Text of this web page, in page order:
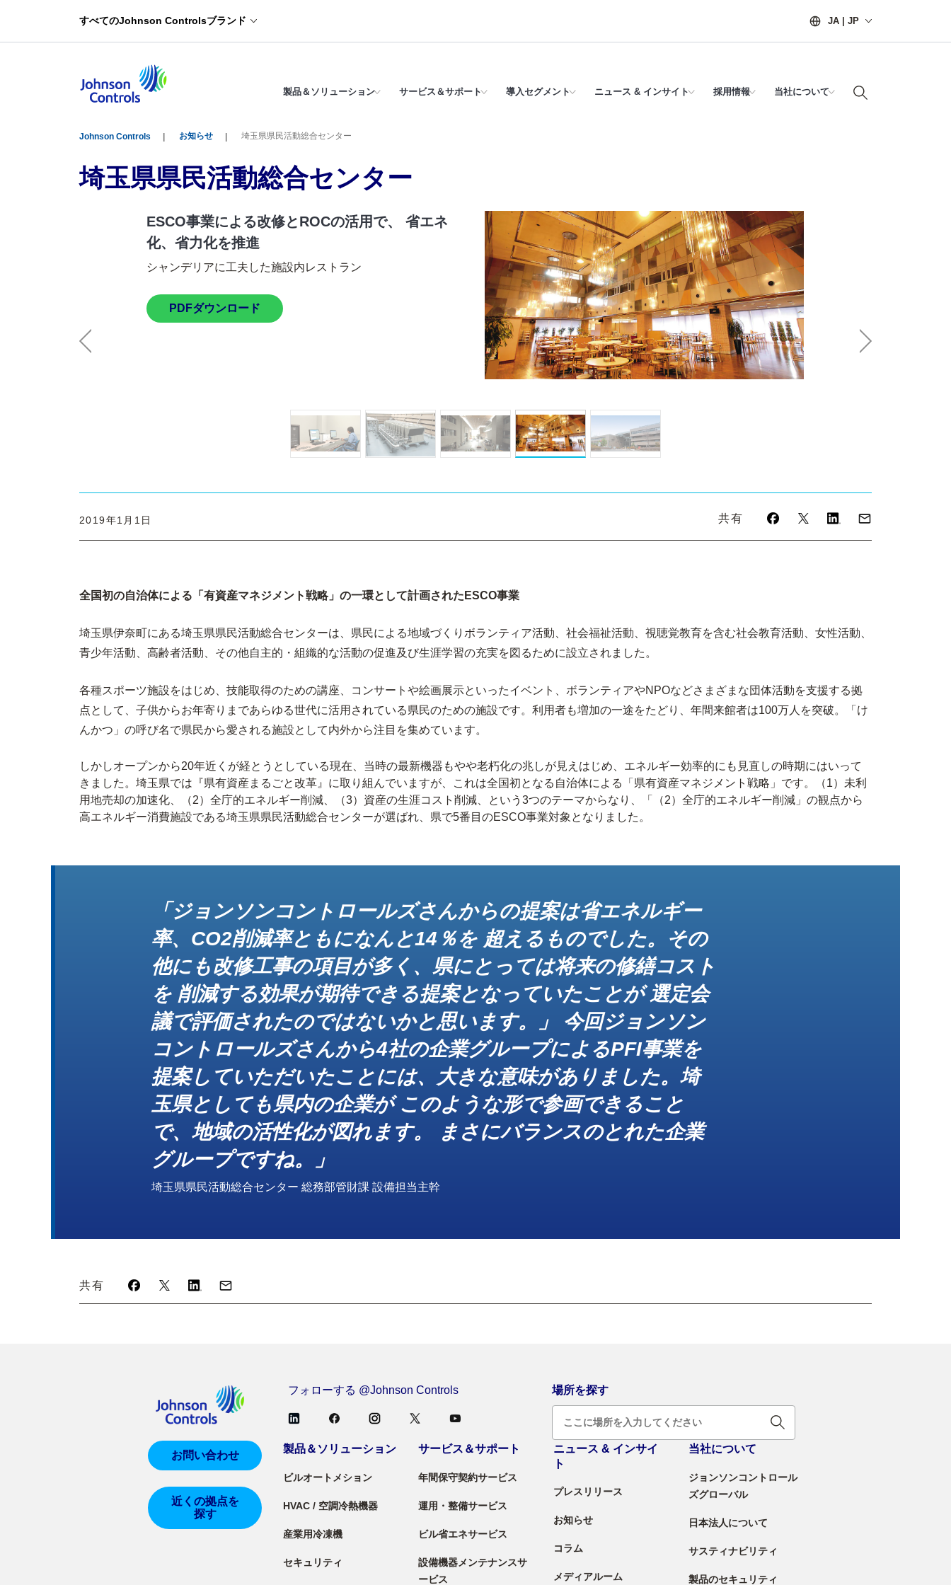
すべてのJohnson Controlsブランド JA | JP
製品＆ソリューション サービス＆サポート 導入セグメント ニュース & インサイト 採用情報 当社について
Johnson Controls お知らせ 埼玉県県民活動総合センター
埼玉県県民活動総合センター
ESCO事業による改修とROCの活用で、 省エネ
化、省力化を推進
シャンデリアに工夫した施設内レストラン
PDFダウンロード
Previous Next
2019年1月1日 共有
全国初の自治体による「有資産マネジメント戦略」の一環として計画されたESCO事業
埼玉県伊奈町にある埼玉県県民活動総合センターは、県民による地域づくりボランティア活動、社会福祉活動、視聴覚教育を含む社会教育活動、女性活動、
青少年活動、高齢者活動、その他自主的・組織的な活動の促進及び生涯学習の充実を図るために設立されました。
各種スポーツ施設をはじめ、技能取得のための講座、コンサートや絵画展示といったイベント、ボランティアやNPOなどさまざまな団体活動を支援する拠
点として、子供からお年寄りまであらゆる世代に活用されている県民のための施設です。利用者も増加の一途をたどり、年間来館者は100万人を突破。「け
んかつ」の呼び名で県民から愛される施設として内外から注目を集めています。
しかしオープンから20年近くが経とうとしている現在、当時の最新機器もやや老朽化の兆しが見えはじめ、エネルギー効率的にも見直しの時期にはいって
きました。埼玉県では『県有資産まるごと改革』に取り組んでいますが、これは全国初となる自治体による「県有資産マネジメント戦略」です。（1）未利
用地売却の加速化、（2）全庁的エネルギー削減、（3）資産の生涯コスト削減、という3つのテーマからなり、「（2）全庁的エネルギー削減」の観点から
高エネルギー消費施設である埼玉県県民活動総合センターが選ばれ、県で5番目のESCO事業対象となりました。
「ジョンソンコントロールズさんからの提案は省エネルギー
率、CO2削減率ともになんと14％を 超えるものでした。その
他にも改修工事の項目が多く、県にとっては将来の修繕コスト
を 削減する効果が期待できる提案となっていたことが 選定会
議で評価されたのではないかと思います。」 今回ジョンソン
コントロールズさんから4社の企業グループによるPFI事業を
提案していただいたことには、大きな意味がありました。埼
玉県としても県内の企業が このような形で参画できること
で、地域の活性化が図れます。 まさにバランスのとれた企業
グループですね。」
埼玉県県民活動総合センター 総務部管財課 設備担当主幹
共有
フォローする @Johnson Controls 場所を探す
お問い合わせ
近くの拠点を
探す
製品＆ソリューション
ビルオートメション
HVAC / 空調冷熱機器
産業用冷凍機
セキュリティ
サービス＆サポート
年間保守契約サービス
運用・整備サービス
ビル省エネサービス
設備機器メンテナンスサ
ービス
ニュース & インサイ
ト
プレスリリース
お知らせ
コラム
メディアルーム
当社について
ジョンソンコントロール
ズグローバル
日本法人について
サスティナビリティ
製品のセキュリティ